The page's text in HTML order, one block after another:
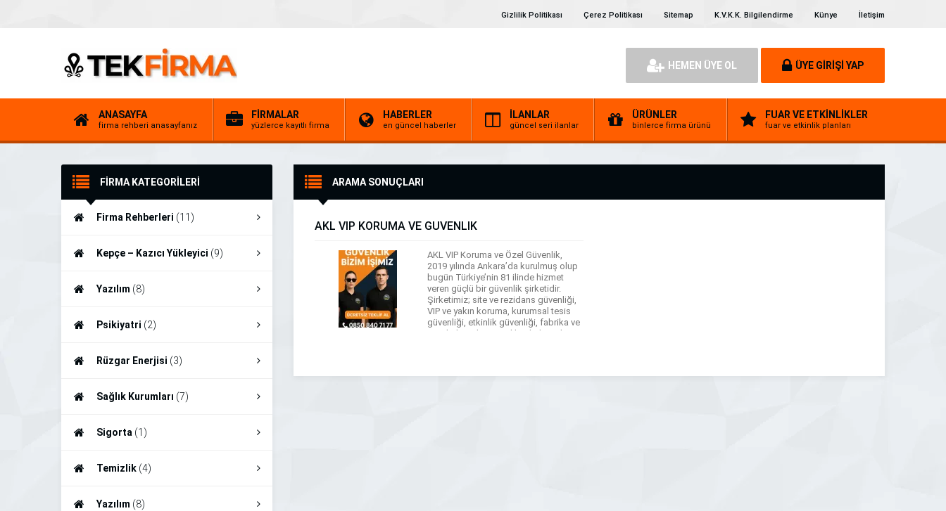
Gizlilik Politikası Çerez Politikası Sitemap K.V.K.K. Bilgilendirme Künye İletişim
HEMEN ÜYE OL ÜYE GİRİŞİ YAP
ANASAYFA
firma rehberi anasayfanız
FİRMALAR
yüzlerce kayıtlı firma
HABERLER
en güncel haberler
İLANLAR
güncel seri ilanlar
ÜRÜNLER
binlerce firma ürünü
FUAR VE ETKİNLİKLER
fuar ve etkinlik planları
FİRMA KATEGORİLERİ
Firma Rehberleri (11)
Kepçe – Kazıcı Yükleyici (9)
Yazılım (8)
Psikiyatri (2)
Rüzgar Enerjisi (3)
Sağlık Kurumları (7)
Sigorta (1)
Temizlik (4)
Yazılım (8)
ARAMA SONUÇLARI
AKL VİP KORUMA VE GÜVENLİK
AKL VIP Koruma ve Özel Güvenlik,
2019 yılında Ankara’da kurulmuş olup
bugün Türkiye’nin 81 ilinde hizmet
veren güçlü bir güvenlik şirketidir.
Şirketimiz; site ve rezidans güvenliği,
VIP ve yakın koruma, kurumsal tesis
güvenliği, etkinlik güvenliği, fabrika ve
iş sahalarında güvenlik gibi birçok
çerçevesinde, düzenli […]